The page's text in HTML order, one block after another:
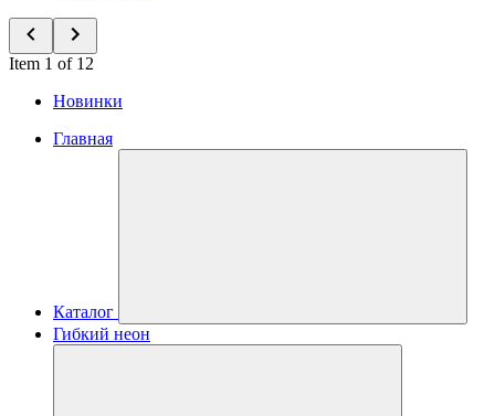
Item 1 of 12
Новинки
Главная
Каталог
Гибкий неон